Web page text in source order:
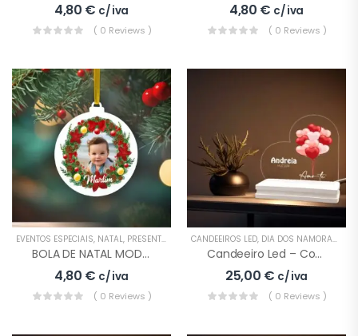
4,80 € c/ iva
( 0 Reviews )
4,80 € c/ iva
( 0 Reviews )
EVENTOS ESPECIAIS, NATAL, PRESENTES
BOLA DE NATAL MODELO 4
4,80 € c/ iva
( 0 Reviews )
CANDEEIROS LED, DIA DOS NAMORADOS
Candeeiro Led – Coração Dia Dos Namorados
25,00 € c/ iva
( 0 Reviews )